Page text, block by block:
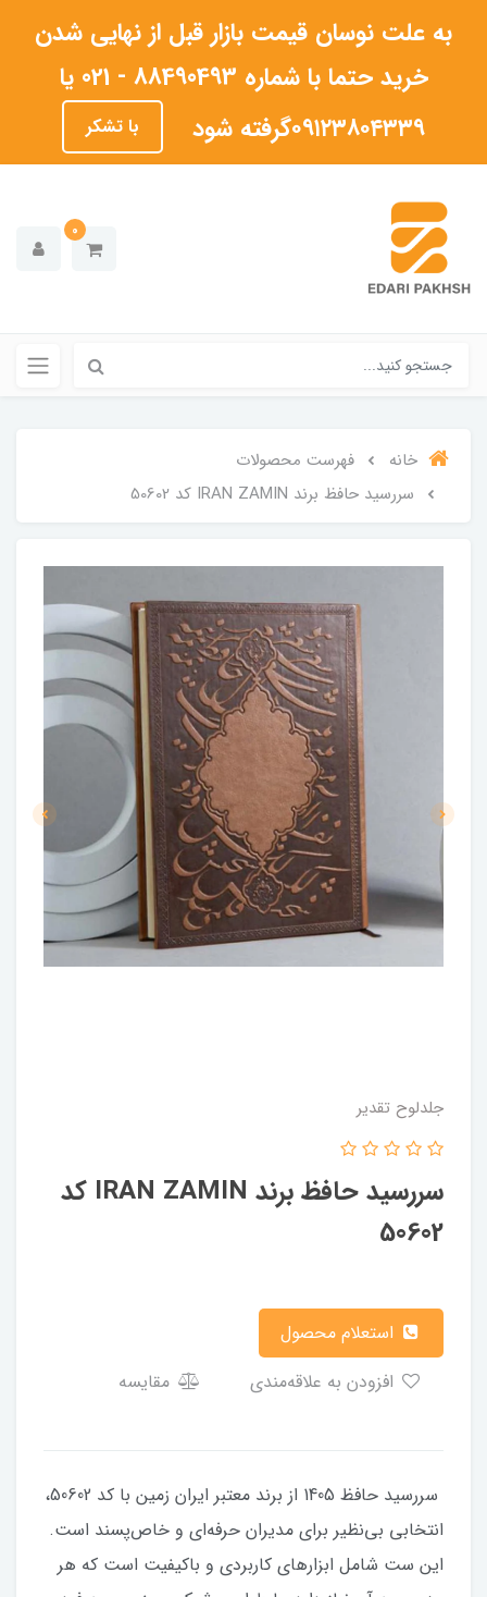
به علت نوسان قیمت بازار قبل از نهایی شدن
خرید حتما با شماره 88490493 - 021 یا
۰۹۱۲۳۸۰۴۳۳۹گرفته شود
با تشکر
0
خانه
فهرست محصولات
سررسید حافظ برند IRAN ZAMIN کد 50602
جلدلوح تقدیر
سررسید حافظ برند IRAN ZAMIN کد
50602
مقایسه
سررسید حافظ 1405 از برند معتبر ایران زمین با کد 50602،
انتخابی بی‌نظیر برای مدیران حرفه‌ای و خاص‌پسند است.
این ست شامل ابزارهای کاربردی و باکیفیت است که هر